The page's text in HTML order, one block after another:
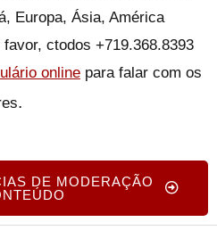
, Europa, Ásia, América
favor, ctodos +719.368.8393
online para falar com os
.
DE MODERAÇÃO